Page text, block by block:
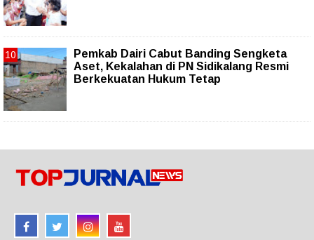
Pemkab Dairi Cabut Banding Sengketa
Aset, Kekalahan di PN Sidikalang Resmi
Berkekuatan Hukum Tetap